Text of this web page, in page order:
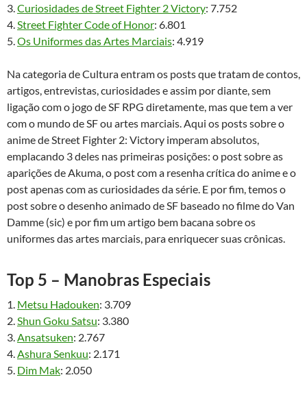
3.Curiosidades de Street Fighter 2 Victory: 7.752
4.Street Fighter Code of Honor: 6.801
5.Os Uniformes das Artes Marciais: 4.919
Na categoria de Cultura entram os posts que tratam de contos,
artigos, entrevistas, curiosidades e assim por diante, sem
ligação com o jogo de SF RPG diretamente, mas que tem a ver
com o mundo de SF ou artes marciais. Aqui os posts sobre o
anime de Street Fighter 2: Victory imperam absolutos,
emplacando 3 deles nas primeiras posições: o post sobre as
aparições de Akuma, o post com a resenha crítica do anime e o
post apenas com as curiosidades da série. E por fim, temos o
post sobre o desenho animado de SF baseado no filme do Van
Damme (sic) e por fim um artigo bem bacana sobre os
uniformes das artes marciais, para enriquecer suas crônicas.
Top 5 – Manobras Especiais
1. Metsu Hadouken: 3.709
2.Shun Goku Satsu: 3.380
3.Ansatsuken: 2.767
4.Ashura Senkuu: 2.171
5. Dim Mak: 2.050